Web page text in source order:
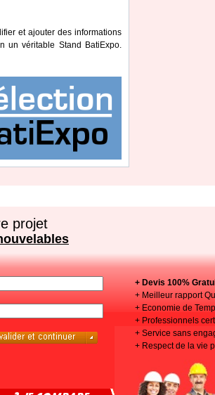
et ajouter des informations
un véritable Stand BatiExpo.
projet
+ Devis 100%
+ Meilleur rapport
+ Economie de
+ Professionnels
+ Service sans
+ Respect de la vie